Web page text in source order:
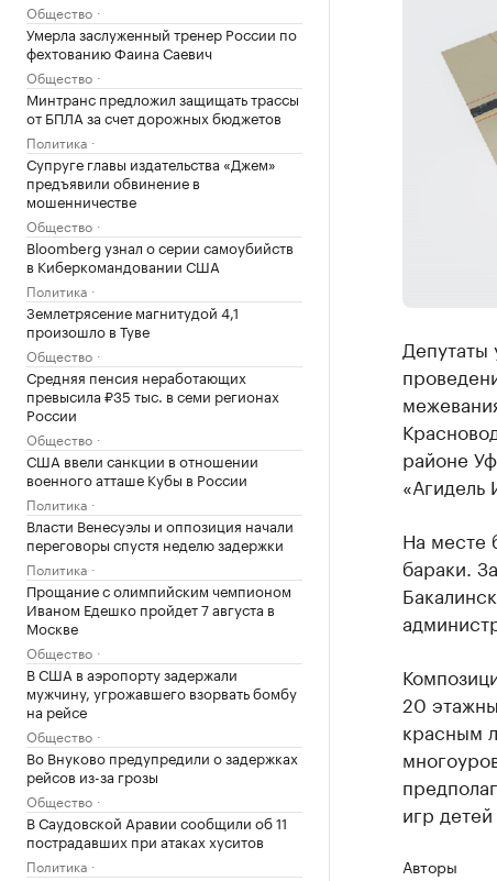
Общество
Умерла заслуженный тренер России по
фехтованию Фаина Саевич
Общество
Минтранс предложил защищать трассы
от БПЛА за счет дорожных бюджетов
Политика
Супруге главы издательства «Джем»
предъявили обвинение в
мошенничестве
Общество
Bloomberg узнал о серии самоубийств
в Киберкомандовании США
Политика
Землетрясение магнитудой 4,1
произошло в Туве
Общество
Средняя пенсия неработающих
превысила ₽35 тыс. в семи регионах
России
Общество
США ввели санкции в отношении
военного атташе Кубы в России
Политика
Власти Венесуэлы и оппозиция начали
переговоры спустя неделю задержки
Политика
Прощание с олимпийским чемпионом
Иваном Едешко пройдет 7 августа в
Москве
Общество
В США в аэропорту задержали
мужчину, угрожавшего взорвать бомбу
на рейсе
Общество
Во Внуково предупредили о задержках
рейсов из-за грозы
Общество
В Саудовской Аравии сообщили об 11
пострадавших при атаках хуситов
Политика
районе
«Агидель
На месте
бараки.
20
красным
игр
Авторы